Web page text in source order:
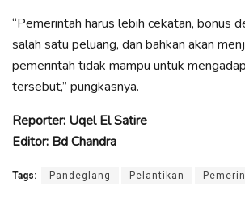
“Pemerintah harus lebih cekatan, bonus
salah satu peluang, dan bahkan akan
pemerintah tidak mampu untuk
tersebut,” pungkasnya.
Reporter: Uqel El Satire
Editor: Bd Chandra
Tags: Pandeglang Pelantikan